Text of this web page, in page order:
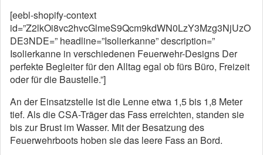
[eebl-shopify-context
id=”Z2lkOi8vc2hvcGlmeS9Qcm9kdWN0LzY3Mzg3NjUzO
DE3NDE=” headline=”Isolierkanne” description=”
Isolierkanne in verschiedenen Feuerwehr-Designs Der
perfekte Begleiter für den Alltag egal ob fürs Büro, Freizeit
oder für die Baustelle.”]
An der Einsatzstelle ist die Lenne etwa 1,5 bis 1,8 Meter
tief. Als die CSA-Träger das Fass erreichten, standen sie
bis zur Brust im Wasser. Mit der Besatzung des
Feuerwehrboots hoben sie das leere Fass an Bord.